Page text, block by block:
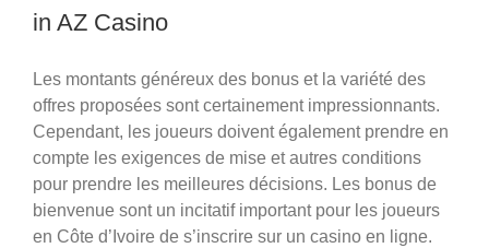
in AZ Casino
Les montants généreux des bonus et la variété des
offres proposées sont certainement impressionnants.
Cependant, les joueurs doivent également prendre en
compte les exigences de mise et autres conditions
pour prendre les meilleures décisions. Les bonus de
bienvenue sont un incitatif important pour les joueurs
en Côte d’Ivoire de s’inscrire sur un casino en ligne.